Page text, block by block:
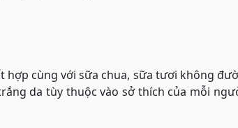
cùng với sữa chua, sữa tươi không
da tùy thuộc vào sở thích của mỗi